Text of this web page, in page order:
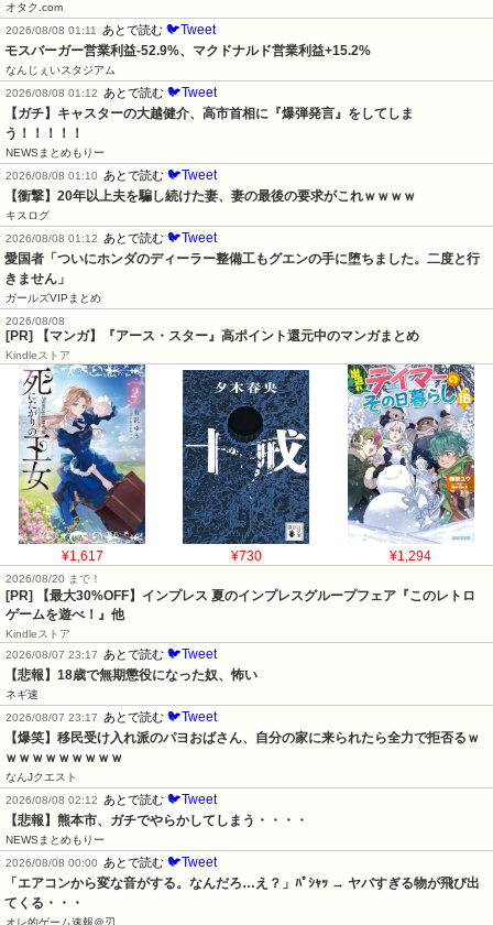
オタク.com
2026/08/08 01:11
あとで読む 🐦Tweet
モスバーガー営業利益-52.9%、マクドナルド営業利益+15.2%
なんじぇいスタジアム
2026/08/08 01:12
あとで読む 🐦Tweet
【ガチ】キャスターの大越健介、高市首相に『爆弾発言』をしてしま
う！！！！！
NEWSまとめもりー
2026/08/08 01:10
あとで読む 🐦Tweet
【衝撃】20年以上夫を騙し続けた妻、妻の最後の要求がこれｗｗｗｗ
キスログ
2026/08/08 01:12
あとで読む 🐦Tweet
愛国者「ついにホンダのディーラー整備工もグエンの手に堕ちました。二度と行
きません」
ガールズVIPまとめ
2026/08/08
[PR] 【マンガ】『アース・スター』高ポイント還元中のマンガまとめ
Kindleストア
¥1,617 ¥730 ¥1,294
2026/08/20 まで！
[PR]
【最大30%OFF】インプレス 夏のインプレスグループフェア『このレトロ
ゲームを遊べ！』他
Kindleストア
2026/08/07 23:17 あとで読む 🐦Tweet
【悲報】18歳で無期懲役になった奴、怖い
ネギ速
2026/08/07 23:17 あとで読む 🐦Tweet
【爆笑】移民受け入れ派のパヨおばさん、自分の家に来られたら全力で拒否るｗ
ｗｗｗｗｗｗｗｗｗ
なんJクエスト
2026/08/08 02:12 あとで読む 🐦Tweet
【悲報】熊本市、ガチでやらかしてしまう・・・・
NEWSまとめもりー
2026/08/08 00:00 あとで読む 🐦Tweet
「エアコンから変な音がする。なんだろ…え？」ﾊﾟｼｬｯ → ヤバすぎる物が飛び出
てくる・・・